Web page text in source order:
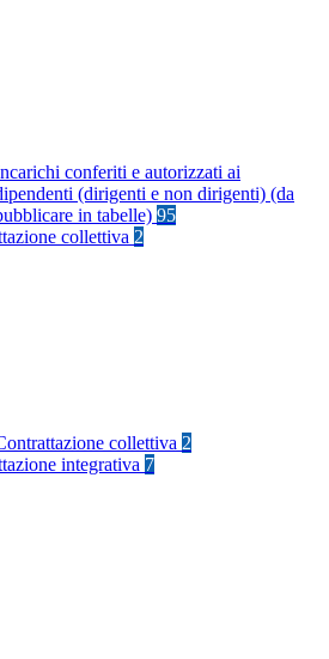
conferiti e autorizzati ai
(dirigenti e non dirigenti) (da
in tabelle) 95
collettiva 2
collettiva 2
integrativa 7